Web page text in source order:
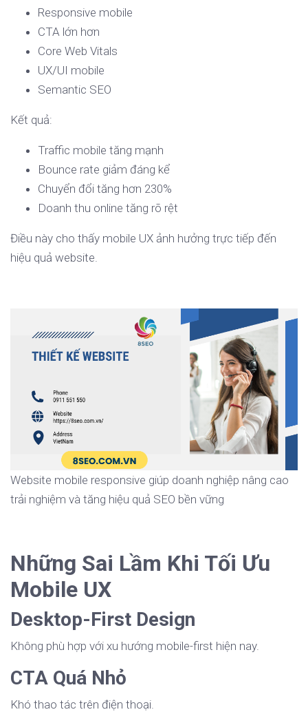
Responsive mobile
CTA lớn hơn
Core Web Vitals
UX/UI mobile
Semantic SEO
Kết quả:
Traffic mobile tăng mạnh
Bounce rate giảm đáng kể
Chuyển đổi tăng hơn 230%
Doanh thu online tăng rõ rệt
Điều này cho thấy mobile UX ảnh hưởng trực tiếp đến
hiệu quả website.
Website mobile responsive giúp doanh nghiệp nâng cao
trải nghiệm và tăng hiệu quả SEO bền vững
Những Sai Lầm Khi Tối Ưu
Mobile UX
Desktop-First Design
Không phù hợp với xu hướng mobile-first hiện nay.
CTA Quá Nhỏ
Khó thao tác trên điện thoại.